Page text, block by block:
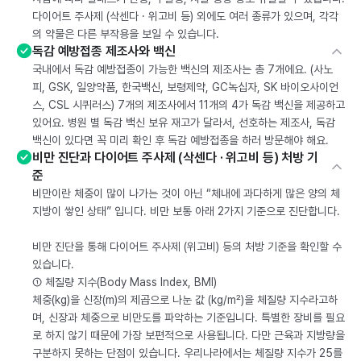
다이어트 주사제 (삭센다 · 위고비 등) 외에도 여러 종류가 있으며, 각각
의 약물은 다른 부작용을 보일 수 있습니다.
독감 예방접종 제조사와 백신
국내에서 독감 예방접종이 가능한 백신의 제조사는 총 7개에요. (사노
피, GSK, 일양약품, 한국백신, 보령제약, GC녹십자, SK 바이오사이언
스, CSL 시퀴러스) 7개의 제조사에서 11개의 4가 독감 백신을 제공하고
있어요. 병원 별 독감 백신 보유 재고가 달라서, 선호하는 제조사, 독감
백신이 있다면 꼭 미리 확인 후 독감 예방접종을 하러 방문해야 해요.
비만 진단과 다이어트 주사제 (삭센다 · 위고비 등) 처방 기
준
비만이란 체중이 많이 나가는 것이 아닌 “체내에 과다하게 많은 양의 체
지방이 쌓인 상태” 입니다. 비만 보통 아래 2가지 기준으로 진단합니다.
비만 진단을 통해 다이어트 주사제 (위고비) 등의 처방 기준을 확인할 수
있습니다.
① 체질량 지수(Body Mass Index, BMI)
체중(kg)을 신장(m)의 제곱으로 나눈 값 (kg/m²)을 체질량 지수라고하
며, 신장과 체중으로 비만도를 파악하는 기준입니다. 특별한 장비를 필요
로 하지 않기 때문에 가장 보편적으로 사용됩니다. 다만 근육과 지방량을
구분하지 못하는 단점이 있습니다. 우리나라에서는 체질량 지수가 25를